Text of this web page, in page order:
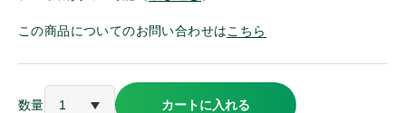
この商品についてのお問い合わせはこちら
数量 カートに入れる
スタンダードホライゾン
アルインコ